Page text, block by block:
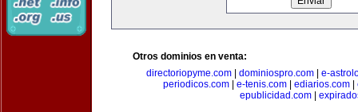
Otros dominios en venta:
directoriopyme.com| dominiospro.com| e-
periodicos.com| e-tenis.com| ediarios.com|
epublicidad.com|